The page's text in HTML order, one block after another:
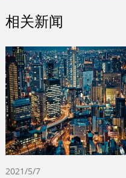
相关新闻
2021/5/7